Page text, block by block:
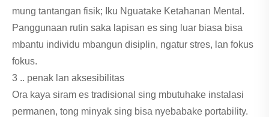
mung tantangan fisik; Iku Nguatake Ketahanan Mental.
Panggunaan rutin saka lapisan es sing luar biasa bisa
mbantu individu mbangun disiplin, ngatur stres, lan fokus
fokus.
3 .. penak lan aksesibilitas
Ora kaya siram es tradisional sing mbutuhake instalasi
permanen, tong minyak sing bisa nyebabake portability.